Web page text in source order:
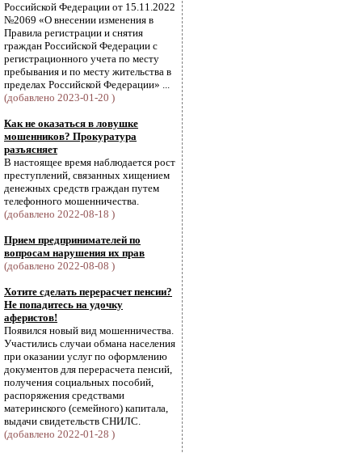
Российской Федерации от 15.11.2022
№2069 «О внесении изменения в
Правила регистрации и снятия
граждан Российской Федерации с
регистрационного учета по месту
пребывания и по месту жительства в
пределах Российской Федерации» ...
(добавлено 2023-01-20 )
Как не оказаться в ловушке
мошенников? Прокуратура
разъясняет
В настоящее время наблюдается рост
преступлений, связанных хищением
денежных средств граждан путем
телефонного мошенничества.
(добавлено 2022-08-18 )
Прием предпринимателей по
вопросам нарушения их прав
(добавлено 2022-08-08 )
Хотите сделать перерасчет пенсии?
Не попадитесь на удочку
аферистов!
Появился новый вид мошенничества.
Участились случаи обмана населения
при оказании услуг по оформлению
документов для перерасчета пенсий,
получения социальных пособий,
распоряжения средствами
материнского (семейного) капитала,
выдачи свидетельств СНИЛС.
(добавлено 2022-01-28 )